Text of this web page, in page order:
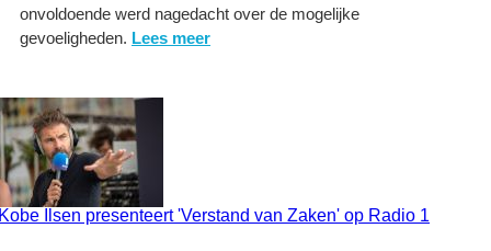
onvoldoende werd nagedacht over de mogelijke
gevoeligheden. Lees meer
Ilsen presenteert 'Verstand van Zaken' op Radio 1